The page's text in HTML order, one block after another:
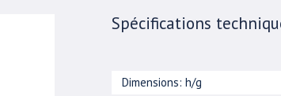
Spécifications
Dimensions: h/g